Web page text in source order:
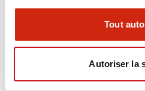
Tout
Autoriser la
Bouton poussoir illuminé 22mm à